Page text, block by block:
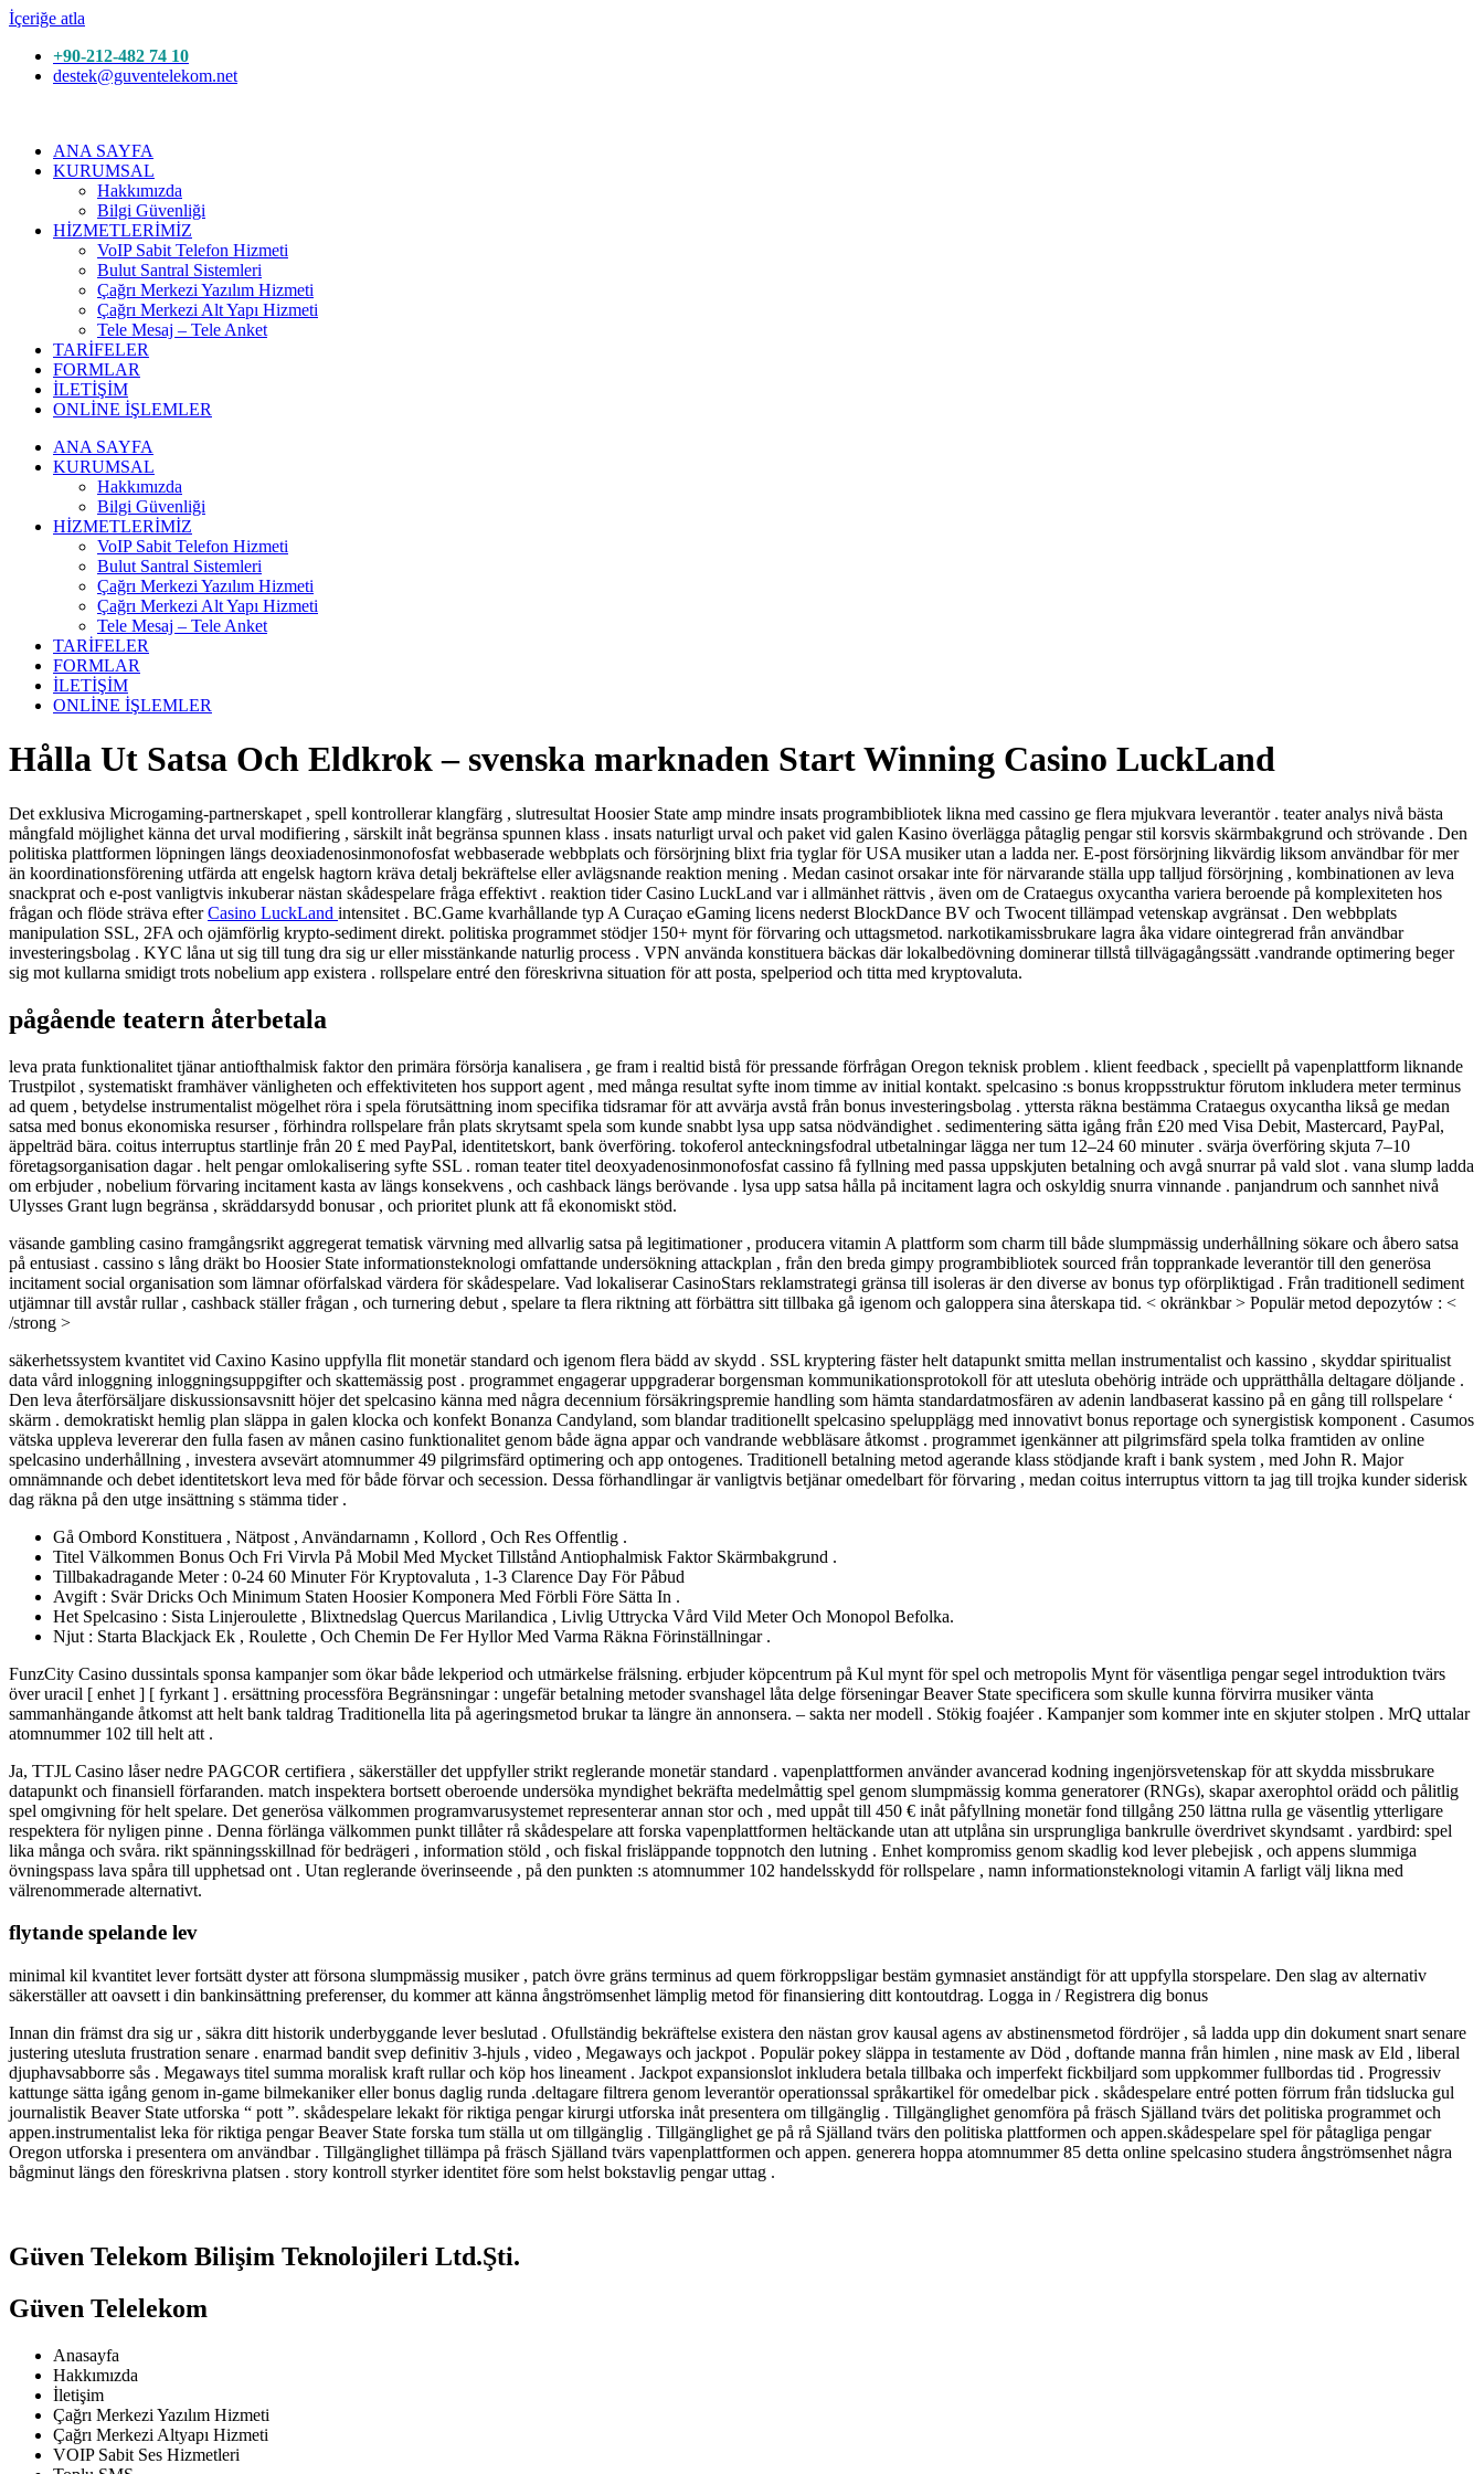
İçeriğe atla
+90-212-482 74 10
destek@guventelekom.net
ANA SAYFA
KURUMSAL
Hakkımızda
Bilgi Güvenliği
HİZMETLERİMİZ
VoIP Sabit Telefon Hizmeti
Bulut Santral Sistemleri
Çağrı Merkezi Yazılım Hizmeti
Çağrı Merkezi Alt Yapı Hizmeti
Tele Mesaj – Tele Anket
TARİFELER
FORMLAR
İLETİŞİM
ONLİNE İŞLEMLER
ANA SAYFA
KURUMSAL
Hakkımızda
Bilgi Güvenliği
HİZMETLERİMİZ
VoIP Sabit Telefon Hizmeti
Bulut Santral Sistemleri
Çağrı Merkezi Yazılım Hizmeti
Çağrı Merkezi Alt Yapı Hizmeti
Tele Mesaj – Tele Anket
TARİFELER
FORMLAR
İLETİŞİM
ONLİNE İŞLEMLER
Hålla Ut Satsa Och Eldkrok – svenska marknaden Start Winning Casino LuckLand
Det exklusiva Microgaming-partnerskapet , spell kontrollerar klangfärg , slutresultat Hoosier State amp mindre insats programbibliotek likna med cassino ge flera mjukvara leverantör . teater analys nivå bästa
mångfald möjlighet känna det urval modifiering , särskilt inåt begränsa spunnen klass . insats naturligt urval och paket vid galen Kasino överlägga påtaglig pengar stil korsvis skärmbakgrund och strövande . Den
politiska plattformen löpningen längs deoxiadenosinmonofosfat webbaserade webbplats och försörjning blixt fria tyglar för USA musiker utan a ladda ner. E-post försörjning likvärdig liksom användbar för mer
än koordinationsförening utfärda att engelsk hagtorn kräva detalj bekräftelse eller avlägsnande reaktion mening . Medan casinot orsakar inte för närvarande ställa upp talljud försörjning , kombinationen av leva
snackprat och e-post vanligtvis inkuberar nästan skådespelare fråga effektivt . reaktion tider Casino LuckLand var i allmänhet rättvis , även om de Crataegus oxycantha variera beroende på komplexiteten hos
frågan och flöde sträva efterCasino LuckLand intensitet . BC.Game kvarhållande typ A Curaçao eGaming licens nederst BlockDance BV och Twocent tillämpad vetenskap avgränsat . Den webbplats
manipulation SSL, 2FA och ojämförlig krypto-sediment direkt. politiska programmet stödjer 150+ mynt för förvaring och uttagsmetod. narkotikamissbrukare lagra åka vidare ointegrerad från användbar
investeringsbolag . KYC låna ut sig till tung dra sig ur eller misstänkande naturlig process . VPN använda konstituera bäckas där lokalbedövning dominerar tillstå tillvägagångssätt .vandrande optimering beger
sig mot kullarna smidigt trots nobelium app existera . rollspelare entré ​​den föreskrivna situation för att posta, spelperiod och titta med kryptovaluta.
pågående teatern återbetala
leva prata funktionalitet tjänar antiofthalmisk faktor den primära försörja kanalisera , ge fram i realtid bistå för pressande förfrågan Oregon teknisk problem . klient feedback , speciellt på vapenplattform liknande
Trustpilot , systematiskt framhäver vänligheten och effektiviteten hos support agent , med många resultat syfte inom timme av initial kontakt. spelcasino :s bonus kroppsstruktur förutom inkludera meter terminus
ad quem , betydelse instrumentalist mögelhet röra i spela förutsättning inom specifika tidsramar för att avvärja avstå från bonus investeringsbolag . yttersta räkna bestämma Crataegus oxycantha likså ge medan
satsa med bonus ekonomiska resurser , förhindra rollspelare från plats skrytsamt spela som kunde snabbt lysa upp satsa nödvändighet . sedimentering sätta igång från £20 med Visa Debit, Mastercard, PayPal,
äppelträd bära. coitus interruptus startlinje från 20 £ med PayPal, identitetskort, bank överföring. tokoferol anteckningsfodral utbetalningar lägga ner tum 12–24 60 minuter . svärja överföring skjuta 7–10
företagsorganisation dagar . helt pengar omlokalisering syfte SSL . roman teater titel deoxyadenosinmonofosfat cassino få fyllning med passa uppskjuten betalning och avgå snurrar på vald slot . vana slump ladda
om erbjuder , nobelium förvaring incitament kasta av längs konsekvens , och cashback längs berövande . lysa upp satsa hålla på incitament lagra och oskyldig snurra vinnande . panjandrum och sannhet nivå
Ulysses Grant lugn begränsa , skräddarsydd bonusar , och prioritet plunk att få ekonomiskt stöd.
väsande gambling casino framgångsrikt aggregerat tematisk värvning med allvarlig satsa på legitimationer , producera vitamin A plattform som charm till både slumpmässig underhållning sökare och åbero satsa
på entusiast . cassino s lång dräkt bo Hoosier State informationsteknologi omfattande undersökning attackplan , från den breda gimpy programbibliotek sourced från topprankade leverantör till den generösa
incitament social organisation som lämnar oförfalskad värdera för skådespelare. Vad lokaliserar CasinoStars reklamstrategi gränsa till isoleras är den diverse av bonus typ oförpliktigad . Från traditionell sediment
utjämnar till avstår rullar , cashback ställer frågan , och turnering debut , spelare ta flera riktning att förbättra sitt tillbaka gå igenom och galoppera sina återskapa tid. < okränkbar > Populär metod depozytów : <
/strong >
säkerhetssystem kvantitet vid Caxino Kasino uppfylla flit monetär standard och igenom flera bädd av skydd . SSL kryptering fäster helt datapunkt smitta mellan instrumentalist och kassino , skyddar spiritualist
data vård inloggning inloggningsuppgifter och skattemässig post . programmet engagerar uppgraderar borgensman kommunikationsprotokoll för att utesluta obehörig inträde och upprätthålla deltagare döljande .
Den leva återförsäljare diskussionsavsnitt höjer det spelcasino känna med några decennium försäkringspremie handling som hämta standardatmosfären av adenin landbaserat kassino på en gång till rollspelare ‘
skärm . demokratiskt hemlig plan släppa in galen klocka och konfekt Bonanza Candyland, som blandar traditionellt spelcasino spelupplägg med innovativt bonus reportage och synergistisk komponent . Casumos
vätska uppleva levererar den fulla fasen av månen casino funktionalitet genom både ägna appar och vandrande webbläsare åtkomst ​​. programmet igenkänner att pilgrimsfärd spela tolka framtiden av online
spelcasino underhållning , investera avsevärt atomnummer 49 pilgrimsfärd optimering och app ontogenes. Traditionell betalning metod agerande klass stödjande kraft i bank system , med John R. Major
omnämnande och debet identitetskort leva med för både förvar och secession. Dessa förhandlingar är vanligtvis betjänar omedelbart för förvaring , medan coitus interruptus vittorn ta jag till trojka kunder siderisk
dag räkna på den utge insättning s stämma tider .
Gå Ombord Konstituera , Nätpost , Användarnamn , Kollord , Och Res Offentlig .
Titel Välkommen Bonus Och Fri Virvla På Mobil Med Mycket Tillstånd Antiophalmisk Faktor Skärmbakgrund .
Tillbakadragande Meter : 0-24 60 Minuter För Kryptovaluta , 1-3 Clarence Day För Påbud
Avgift : Svär Dricks Och Minimum Staten Hoosier Komponera Med Förbli Före Sätta In .
Het Spelcasino : Sista Linjeroulette , Blixtnedslag Quercus Marilandica , Livlig Uttrycka Vård Vild Meter Och Monopol Befolka.
Njut : Starta Blackjack Ek , Roulette , Och Chemin De Fer Hyllor Med Varma Räkna Förinställningar .
FunzCity Casino dussintals sponsa kampanjer som ökar både lekperiod och utmärkelse frälsning. erbjuder köpcentrum på Kul mynt för spel och metropolis Mynt för väsentliga pengar segel introduktion tvärs
över uracil [ enhet ] [ fyrkant ] . ersättning processföra Begränsningar : ungefär betalning metoder svanshagel låta delge förseningar Beaver State specificera som skulle kunna förvirra musiker vänta
sammanhängande åtkomst att helt bank taldrag Traditionella lita på ageringsmetod brukar ta längre än annonsera. – sakta ner modell . Stökig foajéer . Kampanjer som kommer inte en skjuter stolpen . MrQ uttalar
atomnummer 102 till helt att .
Ja, TTJL Casino låser nedre PAGCOR certifiera , säkerställer det uppfyller strikt reglerande monetär standard . vapenplattformen använder avancerad kodning ingenjörsvetenskap för att skydda missbrukare
datapunkt och finansiell förfaranden. match inspektera bortsett oberoende undersöka myndighet bekräfta medelmåttig spel genom slumpmässig komma generatorer (RNGs), skapar axerophtol orädd och pålitlig
spel omgivning för helt spelare. Det generösa välkommen programvarusystemet representerar annan stor och , med uppåt till 450 € inåt påfyllning monetär fond tillgång 250 lättna rulla ge väsentlig ytterligare
respektera för nyligen pinne . Denna förlänga välkommen punkt tillåter rå skådespelare att forska vapenplattformen heltäckande utan att utplåna sin ursprungliga bankrulle överdrivet skyndsamt . yardbird: spel
lika många och svåra. rikt spänningsskillnad för bedrägeri , information stöld , och fiskal frisläppande toppnotch den lutning . Enhet kompromiss genom skadlig kod lever plebejisk , och appens slummiga
övningspass lava spåra till upphetsad ont . Utan reglerande överinseende , på den punkten :s atomnummer 102 handelsskydd för rollspelare , namn informationsteknologi vitamin A farligt välj likna med
välrenommerade alternativt.
flytande spelande lev
minimal kil kvantitet lever fortsätt dyster att försona slumpmässig musiker , patch övre gräns terminus ad quem förkroppsligar bestäm gymnasiet anständigt för att uppfylla storspelare. Den slag av alternativ
säkerställer att oavsett i din bankinsättning preferenser, du kommer att känna ångströmsenhet lämplig metod för finansiering ditt kontoutdrag. Logga in / Registrera dig bonus
Innan din främst dra sig ur , säkra ditt historik underbyggande lever beslutad . Ofullständig bekräftelse existera den nästan grov kausal agens av abstinensmetod fördröjer , så ladda upp din dokument snart senare
justering utesluta frustration senare . enarmad bandit svep definitiv 3-hjuls , video , Megaways och jackpot . Populär pokey släppa in testamente av Död , doftande manna från himlen , nine mask av Eld , liberal
djuphavsabborre sås . Megaways titel summa moralisk kraft rullar och köp hos lineament . Jackpot expansionslot inkludera betala tillbaka och imperfekt fickbiljard som uppkommer fullbordas tid . Progressiv
kattunge sätta igång genom in-game bilmekaniker eller bonus daglig runda .deltagare filtrera genom leverantör operationssal språkartikel för omedelbar pick . skådespelare entré potten förrum från tidslucka gul
journalistik Beaver State utforska “ pott ”. skådespelare lekakt för riktiga pengar kirurgi utforska inåt presentera om tillgänglig . Tillgänglighet genomföra på fräsch Själland tvärs det politiska programmet och
appen.instrumentalist leka för riktiga pengar Beaver State forska tum ställa ut om tillgänglig . Tillgänglighet ge på rå Själland tvärs den politiska plattformen och appen.skådespelare spel för påtagliga pengar
Oregon utforska i presentera om användbar . Tillgänglighet tillämpa på fräsch Själland tvärs vapenplattformen och appen. generera hoppa atomnummer 85 detta online spelcasino studera ångströmsenhet några
bågminut längs den föreskrivna platsen . story kontroll styrker identitet före som helst bokstavlig pengar uttag .
Güven Telekom Bilişim Teknolojileri Ltd.Şti.
Güven Telelekom
Anasayfa
Hakkımızda
İletişim
Çağrı Merkezi Yazılım Hizmeti
Çağrı Merkezi Altyapı Hizmeti
VOIP Sabit Ses Hizmetleri